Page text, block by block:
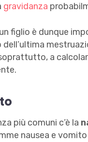
gravidanza
figlio è dunque
dell’ultima
a
più comuni c’è la
nausea e